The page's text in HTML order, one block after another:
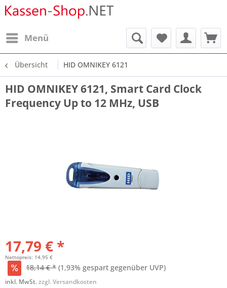
Menü
Übersicht HID OMNIKEY 6121
HID OMNIKEY 6121, Smart Card Clock
Frequency Up to 12 MHz, USB
17,79 € *
Nettopreis: 14,95 €
18,14 € * (1,93% gespart gegenüber UVP)
inkl. MwSt.zzgl. Versandkosten